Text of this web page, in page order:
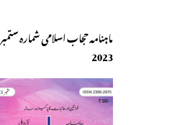
ماہنامہ حجاب اسلامی شمارہ ستمبر
2023